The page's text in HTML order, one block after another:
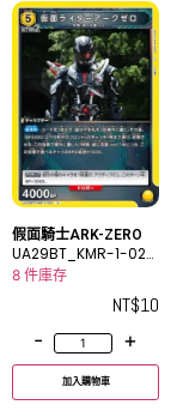
假面騎士ARK-ZERO
UA29BT_KMR-1-024
U
8 件庫存
NT$10
-
+
加入購物車